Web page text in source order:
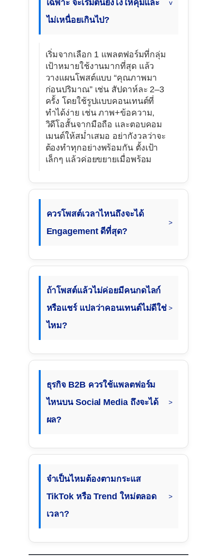
เฉพาะ จะเริ่มต้นยังไงให้คุ้มและ
ไม่เหนื่อยเกินไป?
เริ่มจากเลือก 1 แพลตฟอร์มที่กลุ่ม
เป้าหมายใช้งานมากที่สุด แล้ว
วางแผนโพสต์แบบ “คุณภาพมา
ก่อนปริมาณ” เช่น สัปดาห์ละ 2–3
ครั้ง โดยใช้รูปแบบคอนเทนต์ที่
ทำได้ง่าย เช่น ภาพ+ข้อความ,
วิดีโอสั้นจากมือถือ และตอบคอม
เมนต์ให้สม่ำเสมอ อย่ากังวลว่าจะ
ต้องทำทุกอย่างพร้อมกัน ตั้งเป้า
เล็กๆ แล้วค่อยขยายเมื่อพร้อม
ควรโพสต์เวลาไหนถึงจะได้
Engagement ดีที่สุด?
ถ้าโพสต์แล้วไม่ค่อยมีคนกดไลก์
หรือแชร์ แปลว่าคอนเทนต์ไม่ดีใช่
ไหม?
ธุรกิจ B2B ควรใช้แพลตฟอร์ม
ไหนบน Social Media ถึงจะได้
ผล?
จำเป็นไหมต้องตามกระแส
TikTok หรือ Trend ใหม่ตลอด
เวลา?